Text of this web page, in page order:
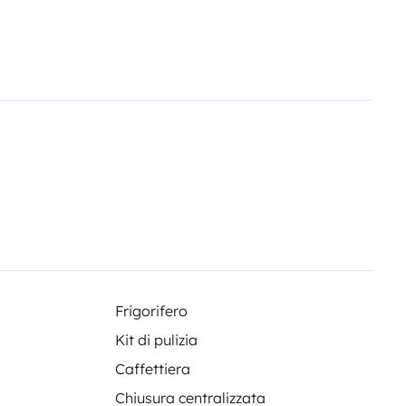
Girona. O puedes llegar en
y devolución en aeropuerto
apostamos por una
hacer todo lo más
puesto una tabla que sirve
tu compra semanal.🚿
con una manguera y
o para darle un baño
seco portátil compostable
Frigorifero
Kit di pulizia
Caffettiera
Chiusura centralizzata